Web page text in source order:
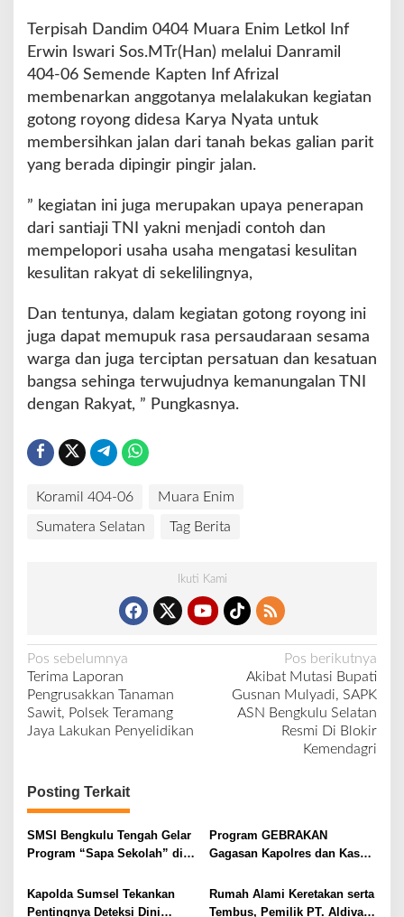
Terpisah Dandim 0404 Muara Enim Letkol Inf
Erwin Iswari Sos.MTr(Han) melalui Danramil
404-06 Semende Kapten Inf Afrizal
membenarkan anggotanya melalakukan kegiatan
gotong royong didesa Karya Nyata untuk
membersihkan jalan dari tanah bekas galian parit
yang berada dipingir pingir jalan.
” kegiatan ini juga merupakan upaya penerapan
dari santiaji TNI yakni menjadi contoh dan
mempelopori usaha usaha mengatasi kesulitan
kesulitan rakyat di sekelilingnya,
Dan tentunya, dalam kegiatan gotong royong ini
juga dapat memupuk rasa persaudaraan sesama
warga dan juga terciptan persatuan dan kesatuan
bangsa sehinga terwujudnya kemanungalan TNI
dengan Rakyat, ” Pungkasnya.
Koramil 404-06 Muara Enim
Sumatera Selatan Tag Berita
Ikuti Kami
N
a
v
i
a
s
i
p
o
Pos sebelumnya
Terima Laporan
Pengrusakkan Tanaman
Sawit, Polsek Teramang
Jaya Lakukan Penyelidikan
Pos berikutnya
Akibat Mutasi Bupati
Gusnan Mulyadi, SAPK
ASN Bengkulu Selatan
Resmi Di Blokir
Kemendagri
Posting Terkait
SMSI Bengkulu Tengah Gelar
Program “Sapa Sekolah” di
Program GEBRAKAN
Gagasan Kapolres dan Kasat
Menyasar ke Siswa SDN dan
SMPN di Jarai
Kapolda Sumsel Tekankan
Pentingnya Deteksi Dini
Rumah Alami Keretakan serta
Tembus, Pemilik PT. Aldiva